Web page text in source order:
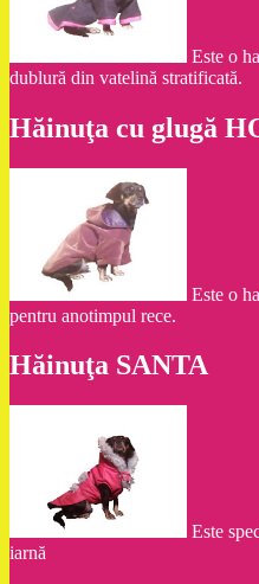
Este o
dublură din vatelină stratificată.
Hăinuţa cu glugă
Este o
pentru anotimpul rece.
Hăinuţa SANTA
Este
iarnă